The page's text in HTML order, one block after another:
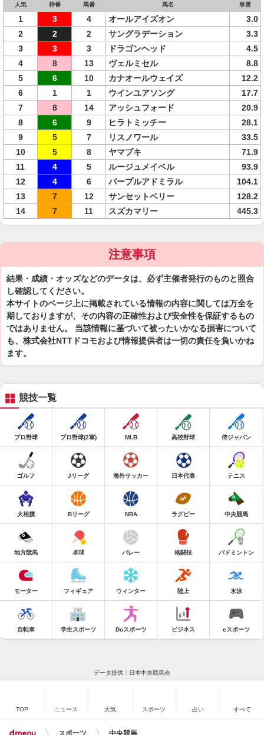
人気 枠番 馬番 馬名 単勝
1 3 4 オールアイズオン
3.0
2
2 2 サングラデーション
3.3
3
3 3 ドラゴンヘッド
4.5
4
8 13 ヴェルミセル
8.8
5
6 10 カナオールウェイズ
12.2
6
1 1 ウインユアソング
17.7
7
8 14 アッシュフォード
20.9
8
6 9 ヒラトミッチー
28.1
9
5 7 リスノワール
33.5
10
5 8 ヤマブキ
71.9
11
4 5 ルージュメイベル
93.9
12
4 6 パープルアドミラル
104.1
13
7 12 サンセットベリー
128.2
14
7 11 スズカマリー 445.3
注意事項
結果・成績・オッズなどのデータは、必ず主催者発行のものと照合
し確認してください。
本サイトのページ上に掲載されている情報の内容に関しては万全を
期しておりますが、その内容の正確性および安全性を保証するもの
ではありません。 当該情報に基づいて被ったいかなる損害について
も、株式会社NTTドコモおよび情報提供者は一切の責任を負いかね
ます。
競技一覧
プロ野球 プロ野球(2軍) MLB 高校野球 侍ジャパン
ゴルフ Jリーグ 海外サッカー 日本代表 テニス
大相撲 Bリーグ NBA ラグビー 中央競馬
地方競馬 卓球 バレー 格闘技 バドミントン
モーター フィギュア ウィンター 陸上 水泳
自転車 学生スポーツ Doスポーツ ビジネス eスポーツ
データ提供：日本中央競馬会
TOP ニュース 天気 スポーツ 占い すべて
スポーツ 中央競馬